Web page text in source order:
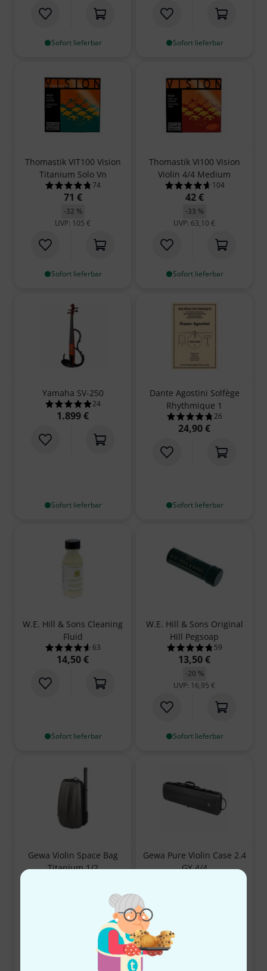
Sofort lieferbar Sofort lieferbar
Thomastik VIT100 Vision
Titanium Solo Vn
4.7 von 5 Sternen aus 74 Kundenbewertungen
74
71 €
-32 %
UVP: 105 €
Sofort lieferbar
Thomastik VI100 Vision
Violin 4/4 Medium
4.7 von 5
104
42 €
-33 %
UVP: 63,10 €
Sofort lieferbar
Yamaha SV-250
4.9 von 5 Sternen aus 24 Kundenbewertungen
24
1.899 €
Sofort lieferbar
Dante Agostini Solfège
Rhythmique 1
4.8 von 5
26
24,90 €
Sofort lieferbar
W.E. Hill & Sons Cleaning
Fluid
4.6 von 5 Sternen aus 63 Kundenbewertungen
63
14,50 €
Sofort lieferbar
W.E. Hill & Sons Original
Hill Pegsoap
4.8 von 5
59
13,50 €
-20 %
UVP: 16,95 €
Sofort lieferbar
Gewa Violin Space Bag
Titanium 1/2
Gewa Pure Violin Case 2.4
GY 4/4